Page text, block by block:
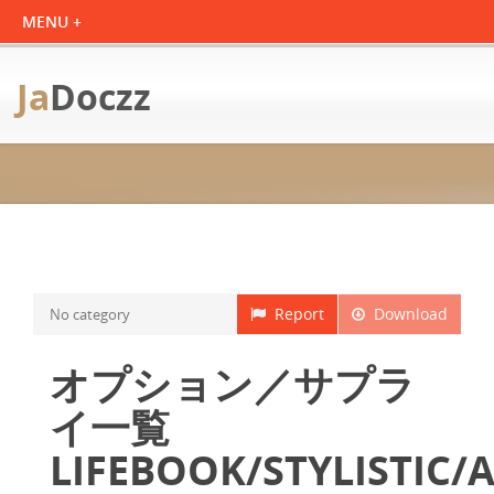
JaDoczz
Download
Report
No category
オプション／サプラ
イ一覧
LIFEBOOK/STYLISTIC/